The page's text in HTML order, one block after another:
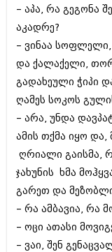
ჰოროსკოპი და
კრიმინალი
რომანი და
სახალისო ამბები
შოუბიზნესი
დაიჯესტი
ქალი და მამაკაცი
ისტორია
სხვადასხვა
ანონსი
სახალისო
შოუბიზნესი
დაიჯესტი
ქალი და
ისტორია
სხვადასხვა
ანონსი
არქივი
ნოემბერი 2020
– აპა, რა გეგონა
აკადრე?
– ვინაა
და ქალაქელი,
გადახეული ჭიპი
ღამეს სოკოს
– არა, უნდა
ამის თქმა იყო და,
ღრიალი გაისმა,
ჯახუნის ხმა
გარეთ და
– რა ამბავია, რა
– ოცი ათასი
– ვაი, შენ